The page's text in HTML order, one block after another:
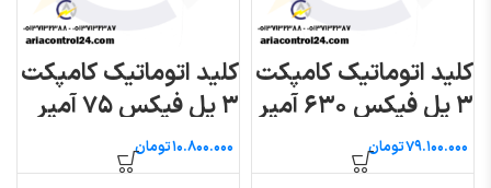
کلید اتوماتیک کامپکت
۳ پل فیکس ۶۳۰ آمپر
(متاسول) ال اس
تومان
کلید اتوماتیک کامپکت
۳ پل فیکس ۷۵ آمپر
(متاسول) ال اس
تومان